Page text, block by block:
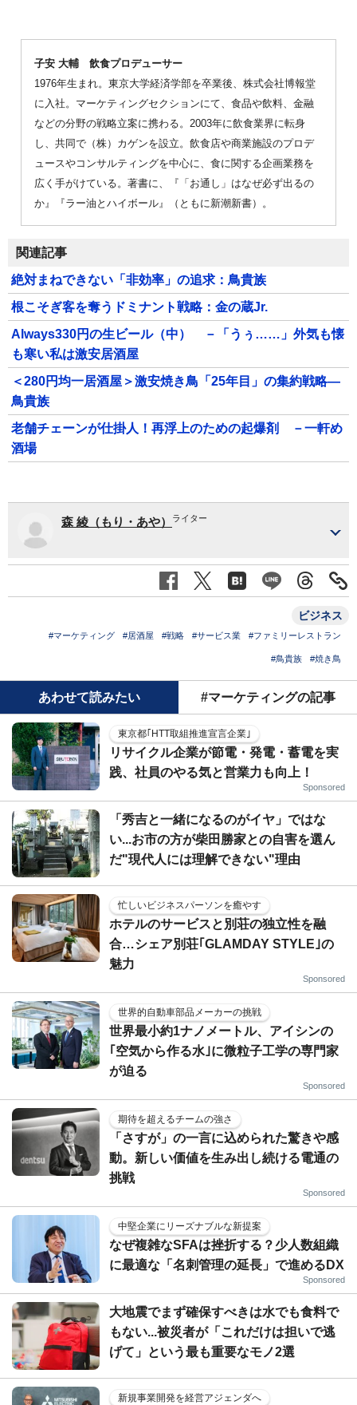
子安 大輔 飲食プロデューサー
1976年生まれ。東京大学経済学部を卒業後、株式会社博報堂
に入社。マーケティングセクションにて、食品や飲料、金融
などの分野の戦略立案に携わる。2003年に飲食業界に転身
し、共同で（株）カゲンを設立。飲食店や商業施設のプロデ
ュースやコンサルティングを中心に、食に関する企画業務を
広く手がけている。著書に、『「お通し」はなぜ必ず出るの
か』『ラー油とハイボール』（ともに新潮新書）。
関連記事
絶対まねできない「非効率」の追求：鳥貴族
根こそぎ客を奪うドミナント戦略：金の蔵Jr.
Always330円の生ビール（中） －「うぅ……」外気も懐
も寒い私は激安居酒屋
＜280円均一居酒屋＞激安焼き鳥「25年目」の集約戦略―
鳥貴族
老舗チェーンが仕掛人！再浮上のための起爆剤 －一軒め
酒場
森 綾（もり・あや） ライター
ビジネス
#マーケティング #居酒屋 #戦略 #サービス業 #ファミリーレストラン
#鳥貴族 #焼き鳥
あわせて読みたい #マーケティングの記事
東京都｢HTT取組推進宣言企業｣
リサイクル企業が節電・発電・蓄電を実
践、社員のやる気と営業力も向上！
Sponsored
「秀吉と一緒になるのがイヤ」ではな
い...お市の方が柴田勝家との自害を選ん
だ"現代人には理解できない"理由
忙しいビジネスパーソンを癒やす
ホテルのサービスと別荘の独立性を融
合…シェア別荘｢GLAMDAY STYLE｣の
魅力
Sponsored
世界的自動車部品メーカーの挑戦
世界最小約1ナノメートル、アイシンの
｢空気から作る水｣に微粒子工学の専門家
が迫る
Sponsored
期待を超えるチームの強さ
「さすが」の一言に込められた驚きや感
動。新しい価値を生み出し続ける電通の
挑戦
Sponsored
中堅企業にリーズナブルな新提案
なぜ複雑なSFAは挫折する？少人数組織
に最適な「名刺管理の延長」で進めるDX
Sponsored
大地震でまず確保すべきは水でも食料で
もない...被災者が「これだけは担いで逃
げて」という最も重要なモノ2選
新規事業開発を経営アジェンダへ